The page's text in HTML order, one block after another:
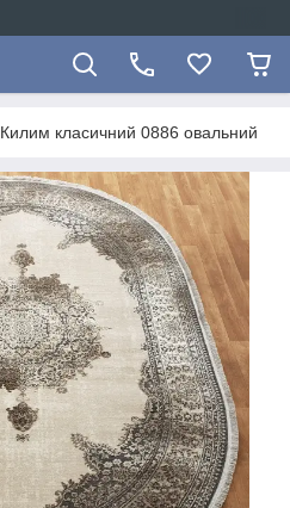
Килим класичний 0886 овальний